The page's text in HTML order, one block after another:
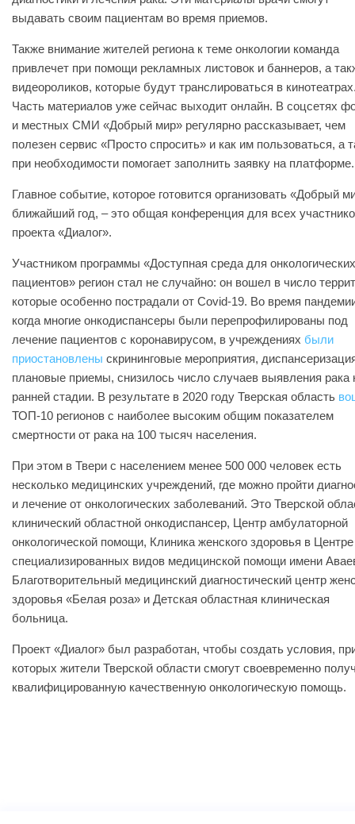
выдавать своим пациентам во время приемов.
Также внимание жителей региона к теме онкологии команда
привлечет при помощи рекламных листовок и баннеров, а
видеороликов, которые будут транслироваться в
Часть материалов уже сейчас выходит онлайн. В соцсетях
и местных СМИ «Добрый мир» регулярно рассказывает, чем
полезен сервис «Просто спросить» и как им пользоваться, а
при необходимости помогает заполнить заявку на
Главное событие, которое готовится организовать «Добрый
ближайший год, – это общая конференция для всех
проекта «Диалог».
Участником программы «Доступная среда для онкологических
пациентов» регион стал не случайно: он вошел в число
которые особенно пострадали от Covid-19. Во время
когда многие онкодиспансеры были перепрофилированы под
лечение пациентов с коронавирусом, в учреждениях были
приостановлены скрининговые мероприятия,
плановые приемы, снизилось число случаев выявления рака
ранней стадии. В результате в 2020 году Тверская область
ТОП-10 регионов с наиболее высоким общим показателем
смертности от рака на 100 тысяч населения.
При этом в Твери с населением менее 500 000 человек есть
несколько медицинских учреждений, где можно пройти
и лечение от онкологических заболеваний. Это Тверской
клинический областной онкодиспансер, Центр амбулаторной
онкологической помощи, Клиника женского здоровья в Центре
специализированных видов медицинской помощи имени
Благотворительный медицинский диагностический центр
здоровья «Белая роза» и Детская областная клиническая
больница.
Проект «Диалог» был разработан, чтобы создать условия,
которых жители Тверской области смогут своевременно
квалифицированную качественную онкологическую помощь.